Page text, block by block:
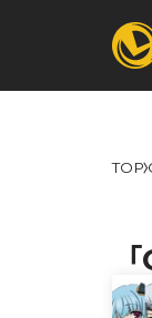
コ
ラ
TOP